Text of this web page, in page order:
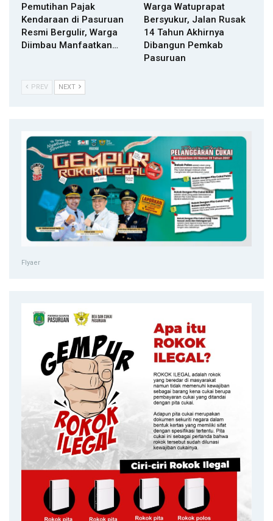
Pemutihan Pajak
Kendaraan di Pasuruan
Resmi Bergulir, Warga
Diimbau Manfaatkan…
Warga Watuprapat
Bersyukur, Jalan Rusak
14 Tahun Akhirnya
Dibangun Pemkab
Pasuruan
PREV NEXT
Flyaer